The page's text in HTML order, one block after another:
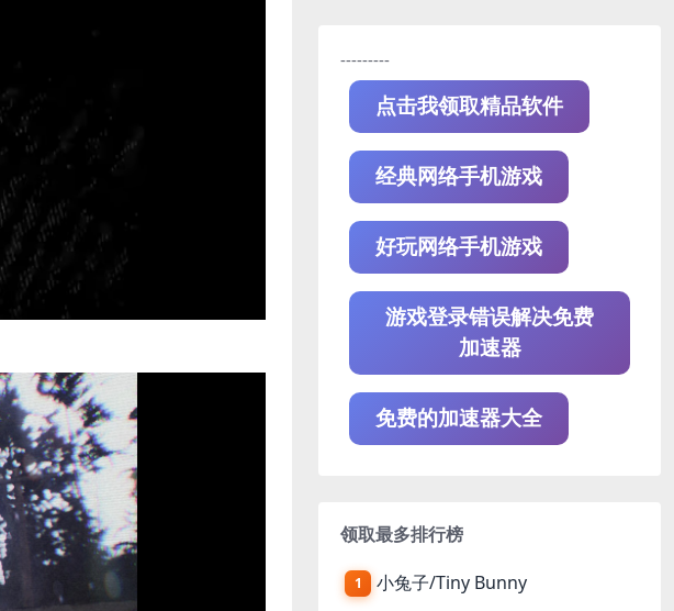
---------
点击我领取精品软件
经典网络手机游戏
好玩网络手机游戏
游戏登录错误解决免费
加速器
免费的加速器大全
领取最多排行榜
1 小兔子/Tiny Bunny